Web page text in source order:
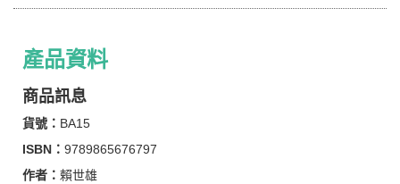
產品資料
商品訊息
貨號： BA15
ISBN： 9789865676797
作者： 賴世雄